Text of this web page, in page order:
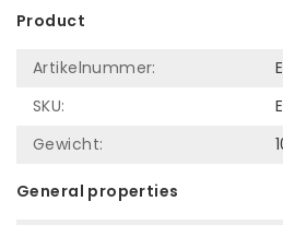
Product
Artikelnummer:
SKU:
Gewicht:
General properties